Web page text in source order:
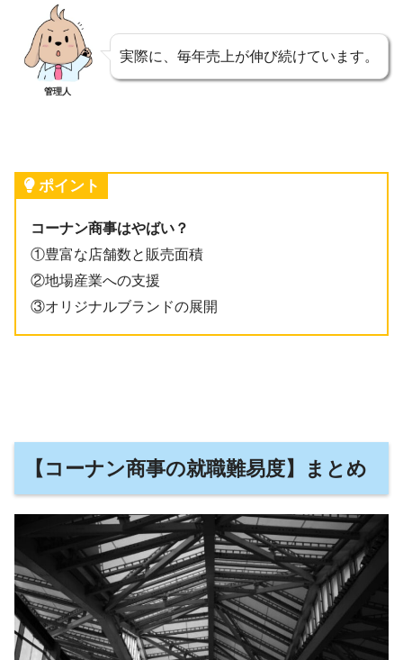
管理人
実際に、毎年売上が伸び続けています。
ポイント
コーナン商事はやばい？
①豊富な店舗数と販売面積
②地場産業への支援
③オリジナルブランドの展開
【 コーナン商事の就職難易度】まとめ